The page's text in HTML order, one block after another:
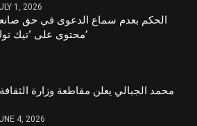
1, 2026
الحكم بعدم سماع الدعوى في حق
محتوى على ‘تيك توك’
محمد الجبالي يعلن مقاطعة وزارة
4, 2026